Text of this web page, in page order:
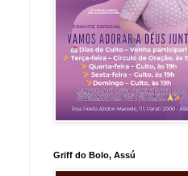
Griff do Bolo, Assú